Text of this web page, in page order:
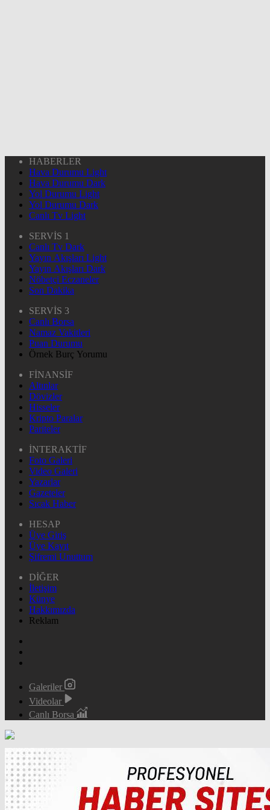
HABERLER
Hava Durumu Light
Hava Durumu Dark
Yol Durumu Light
Yol Durumu Dark
Canlı Tv Light
SERVİS 1
Canlı Tv Dark
Yayın Akışları Light
Yayın Akışları Dark
Nöbetçi Eczaneler
Son Dakika
SERVİS 3
Canlı Borsa
Namaz Vakitleri
Puan Durumu
Örnek Burç Yorumu
FİNANSİF
Altınlar
Dövizler
Hisseler
Kripto Paralar
Pariteler
İNTERAKTİF
Foto Galeri
Video Galeri
Yazarlar
Gazeteler
Sıcak Haber
HESAP
Üye Giriş
Üye Kayıt
Şifremi Unuttum
DİĞER
İletişim
Künye
Hakkımızda
Reklam
Galeriler
Videolar
Canlı Borsa